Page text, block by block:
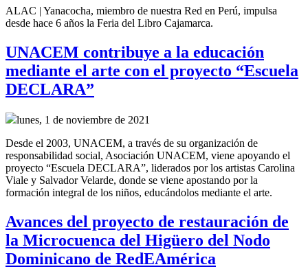
ALAC | Yanacocha, miembro de nuestra Red en Perú, impulsa
desde hace 6 años la Feria del Libro Cajamarca.
UNACEM contribuye a la educación
mediante el arte con el proyecto “Escuela
DECLARA”
lunes, 1 de noviembre de 2021
Desde el 2003, UNACEM, a través de su organización de
responsabilidad social, Asociación UNACEM, viene apoyando el
proyecto “Escuela DECLARA”, liderados por los artistas Carolina
Viale y Salvador Velarde, donde se viene apostando por la
formación integral de los niños, educándolos mediante el arte.
Avances del proyecto de restauración de
la Microcuenca del Higüero del Nodo
Dominicano de RedEAmérica